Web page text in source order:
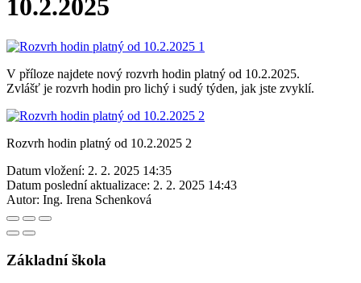
10.2.2025
V příloze najdete nový rozvrh hodin platný od 10.2.2025.
Zvlášť je rozvrh hodin pro lichý i sudý týden, jak jste zvyklí.
Rozvrh hodin platný od 10.2.2025 2
Datum vložení: 2. 2. 2025 14:35
Datum poslední aktualizace: 2. 2. 2025 14:43
Autor: Ing. Irena Schenková
Základní škola